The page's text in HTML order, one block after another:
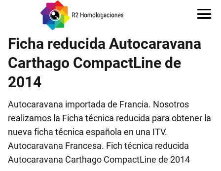
Ficha reducida Autocaravana
Carthago CompactLine de
2014
Autocaravana importada de Francia. Nosotros
realizamos la Ficha técnica reducida para obtener la
nueva ficha técnica española en una ITV.
Autocaravana Francesa. Fich técnica reducida
Autocaravana Carthago CompactLine de 2014